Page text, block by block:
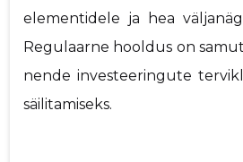
elementidele ja hea
Regulaarne hooldus on
nende investeeringute
säilitamiseks.